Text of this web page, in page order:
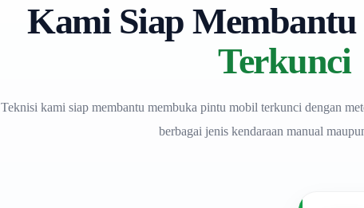
Kami Siap Membantu
Terkunci
Teknisi kami siap membantu membuka pintu mobil terkunci dengan
berbagai jenis kendaraan manual